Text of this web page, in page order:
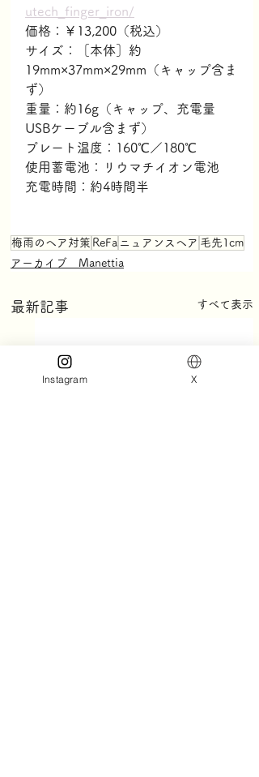
utech_finger_iron/
価格：￥13,200（税込）
サイズ：［本体］約
19mm×37mm×29mm（キャップ含ま
ず）
重量：約16g（キャップ、充電量
USBケーブル含まず）
プレート温度：160℃／180℃
使用蓄電池：リウマチイオン電池
充電時間：約4時間半
梅雨のヘア対策 ReFa ニュアンスヘア 毛先1cm
アーカイブ Manettia
最新記事 すべて表示
Instagram X